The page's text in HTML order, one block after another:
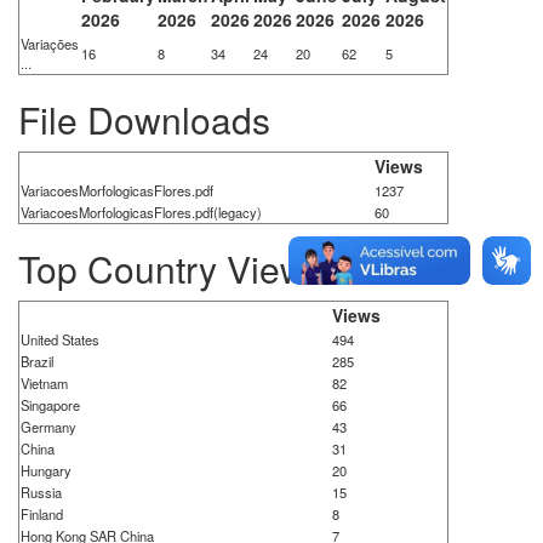
2026
2026 202620262026 2026 2026
Variações
...
16 8 34 24 20 62 5
File Downloads
Views
VariacoesMorfologicasFlores.pdf
1237
VariacoesMorfologicasFlores.pdf(legacy)
60
Top Country Views
Views
United States
494
Brazil
285
Vietnam
82
Singapore
66
Germany
43
China
31
Hungary
20
Russia
15
Finland
8
Hong Kong SAR China
7